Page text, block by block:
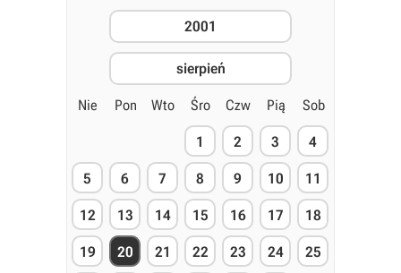
2001
sierpień
Nie Pon Wto Śro Czw Pią Sob
1 2 3 4
5 6 7 8 9 10 11
12 13 14 15 16 17 18
19 20 21 22 23 24 25